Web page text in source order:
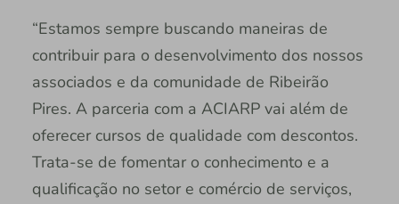
“Estamos sempre buscando maneiras de
contribuir para o desenvolvimento dos nossos
associados e da comunidade de Ribeirão
Pires. A parceria com a ACIARP vai além de
oferecer cursos de qualidade com descontos.
Trata-se de fomentar o conhecimento e a
qualificação no setor e comércio de serviços,